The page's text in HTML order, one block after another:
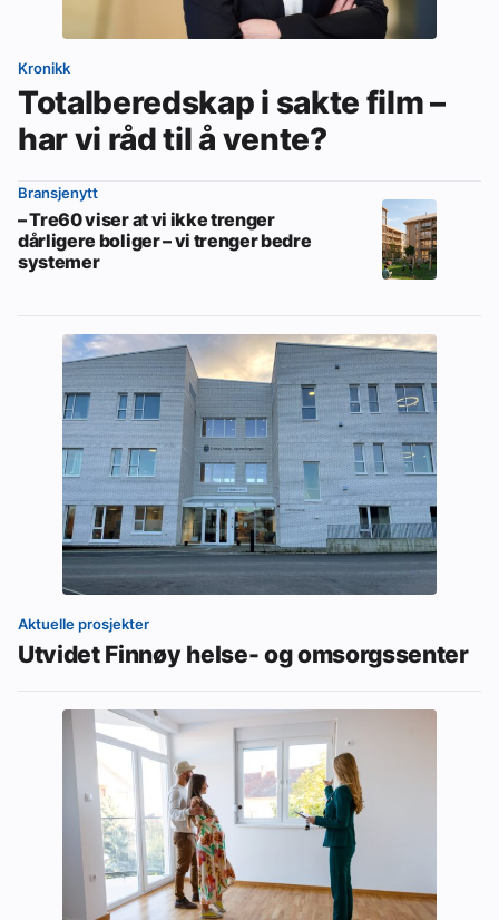
Kronikk
Totalberedskap i sakte film –
har vi råd til å vente?
Bransjenytt
– Tre60 viser at vi ikke trenger
dårligere boliger – vi trenger bedre
systemer
Aktuelle prosjekter
Utvidet Finnøy helse- og omsorgssenter